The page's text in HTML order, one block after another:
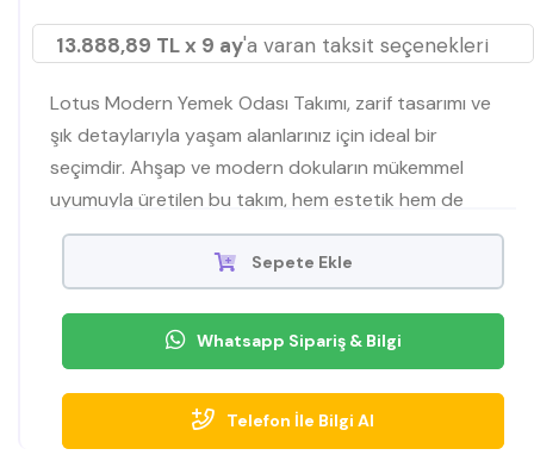
13.888,89 TL x 9 ay'a varan taksit seçenekleri
Lotus Modern Yemek Odası Takımı, zarif tasarımı ve
şık detaylarıyla yaşam alanlarınız için ideal bir
seçimdir. Ahşap ve modern dokuların mükemmel
uyumuyla üretilen bu takım, hem estetik hem de
fonksiyonel bir kullanım sunar. Misafirlerinizi ağırlarken
şıklığınızdan ödün vermeyin.Sepete Ekle
Whatsapp Sipariş & Bilgi
Telefon İle Bilgi Al